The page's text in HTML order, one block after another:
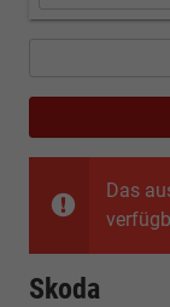
Das
Skoda